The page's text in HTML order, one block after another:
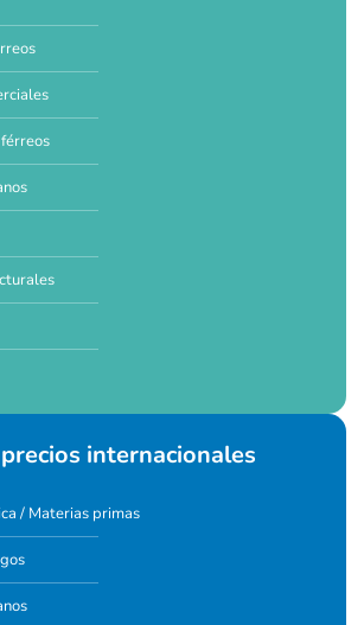
internacionales
/ Materias primas